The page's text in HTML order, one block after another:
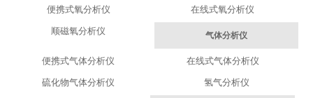
便携式氧分析仪 在线式氧分析仪
顺磁氧分析仪 气体分析仪
便携式气体分析仪 在线式气体分析仪
硫化物气体分析仪 氢气分析仪